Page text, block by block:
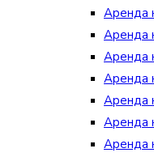
Аренда
Аренда
Аренда
Аренда
Аренда
Аренда
Аренда